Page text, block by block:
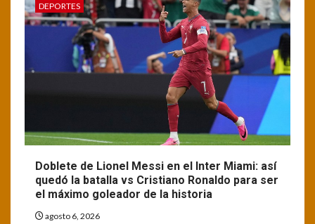
DEPORTES
Doblete de Lionel Messi en el Inter Miami: así
quedó la batalla vs Cristiano Ronaldo para ser
el máximo goleador de la historia
agosto 6, 2026